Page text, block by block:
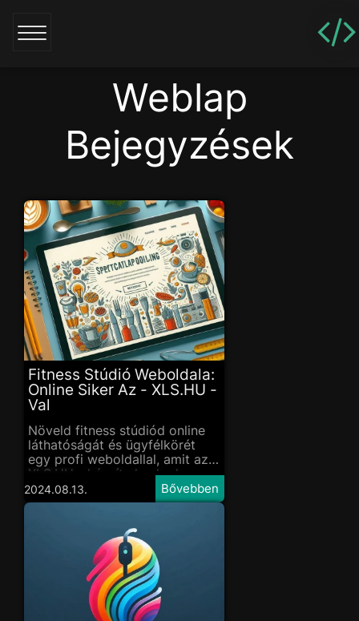
Weblap
Bejegyzések
Fitness Stúdió Weboldala:
Online Siker Az - XLS.HU -
Val
Növeld fitness stúdiód online
láthatóságát és ügyfélkörét
egy profi weboldallal, amit az -
XLS.HU - készít el neked.
2024.08.13.